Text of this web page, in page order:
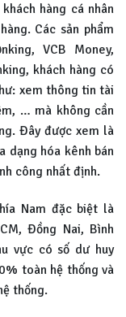
hàng cá nhân
Các sản phẩm
VCB Money,
khách hàng có
xem thông tin tài
… mà không cần
Đây được xem là
dạng hóa kênh bán
công nhất định.
Nam đặc biệt là
Đồng Nai, Bình
vực có số dư huy
toàn hệ thống và
thống.